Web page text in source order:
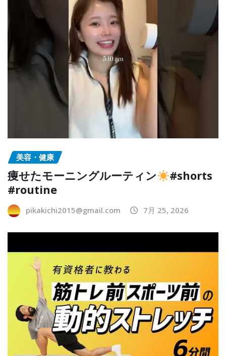
美容・健康
痩せたモーニングルーティン
#shorts
#routine
pikakichi2015@gmail.com 7月 25, 2026